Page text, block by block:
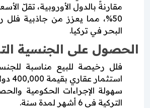
مقارنةً بالدول الأوروبية، تقلّ
50%، مما يعزز من جاذبية
البحر في تركيا.
الحصول على الجنسية
فلل رخيصة للبيع مناسبة
استثمار عقاري بقيمة 400,000 دولار فأكثر.
سهولة الإجراءات الحكومية
التركية في 6 أشهر لمدة سنة.